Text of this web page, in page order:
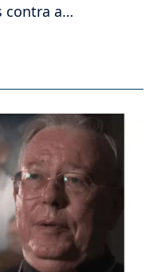
contra a…